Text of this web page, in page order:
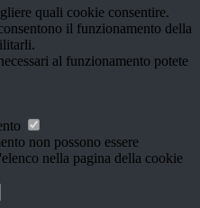
quali cookie consentire.
il funzionamento della
al funzionamento potete
non possono essere
nella pagina della cookie